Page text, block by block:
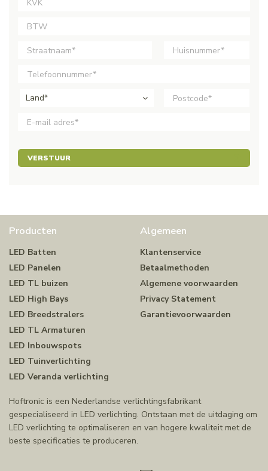
Land*
VERSTUUR
Producten
LED Batten
LED Panelen
LED TL buizen
LED High Bays
LED Breedstralers
LED TL Armaturen
LED Inbouwspots
LED Tuinverlichting
LED Veranda verlichting
Algemeen
Klantenservice
Betaalmethoden
Algemene voorwaarden
Privacy Statement
Garantievoorwaarden
Hoftronic is een Nederlandse verlichtingsfabrikant
gespecialiseerd in LED verlichting. Ontstaan met de uitdaging om
LED verlichting te optimaliseren en van hogere kwaliteit met de
beste specificaties te produceren.